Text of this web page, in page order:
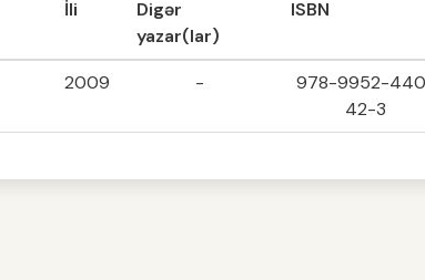
İli
Digər
yazar(lar)
ISBN
2009 -
978-9952-
42-3